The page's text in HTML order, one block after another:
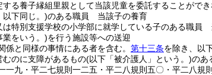
る養子縁組里親として当該児童を委託することがで
以下同じ。)のある職員 当該子の養育
は特別支援学校の小学部に就学している子のある職員
業をいう。)を行う施設等への送迎
と同様の事情にある者を含む。 第十三条を除き、以
のに支障があるもの(以下「被介護人」という。)のあ
一九・平二七規則一二五・平二八規則五〇・平二八